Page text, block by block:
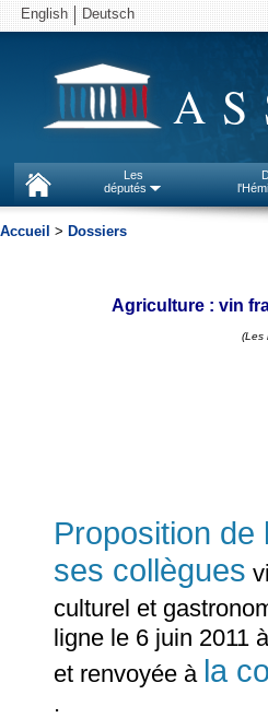
English Deutsch
Les
députés
Accueil > Dossiers
Agriculture : vin
(Les
Proposition de
ses collègues
culturel et
ligne le 6 juin 2011
et renvoyée à la
.